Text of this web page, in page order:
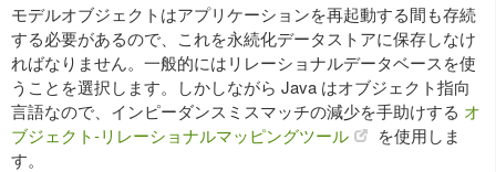
モデルオブジェクトはアプリケーションを再起動する間も存続
する必要があるので、これを永続化データストアに保存しなけ
ればなりません。一般的にはリレーショナルデータベースを使
うことを選択します。しかしながら Java はオブジェクト指向
言語なので、インピーダンスミスマッチの減少を手助けする オ
ブジェクト-リレーショナルマッピングツール
を使用しま
す。